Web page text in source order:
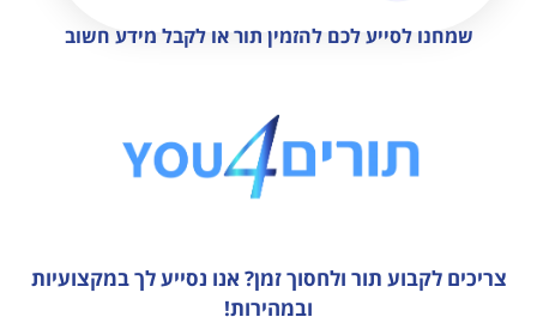
שמחנו לסייע לכם להזמין תור או לקבל מידע חשוב
צריכים לקבוע תור ולחסוך זמן? אנו נסייע לך במקצועיות
ובמהירות!